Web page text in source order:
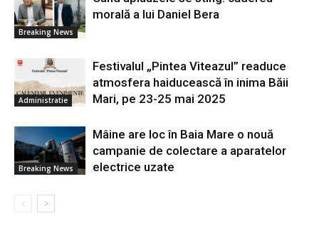
Breaking News
morală a lui Daniel Bera
Administratie
Festivalul „Pintea Viteazul” readuce
atmosfera haiducească în inima Băii
Mari, pe 23-25 mai 2025
Breaking News
Mâine are loc în Baia Mare o nouă
campanie de colectare a aparatelor
electrice uzate